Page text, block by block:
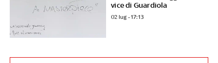
vice di Guardiola
02 lug - 17:13